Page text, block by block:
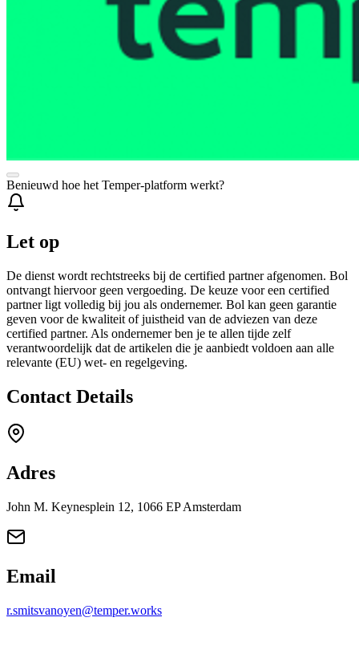
Benieuwd hoe het Temper-platform werkt?
Let op
De dienst wordt rechtstreeks bij de certified partner afgenomen. Bol
ontvangt hiervoor geen vergoeding. De keuze voor een certified
partner ligt volledig bij jou als ondernemer. Bol kan geen garantie
geven voor de kwaliteit of juistheid van de adviezen van deze
certified partner. Als ondernemer ben je te allen tijde zelf
verantwoordelijk dat de artikelen die je aanbiedt voldoen aan alle
relevante (EU) wet- en regelgeving.
Contact Details
Adres
John M. Keynesplein 12, 1066 EP Amsterdam
Email
r.smitsvanoyen@temper.works